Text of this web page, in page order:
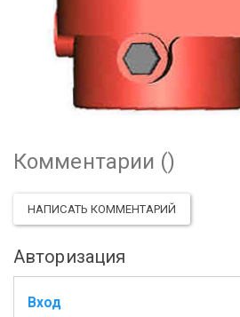
Комментарии ()
НАПИСАТЬ КОММЕНТАРИЙ
Авторизация
Вход